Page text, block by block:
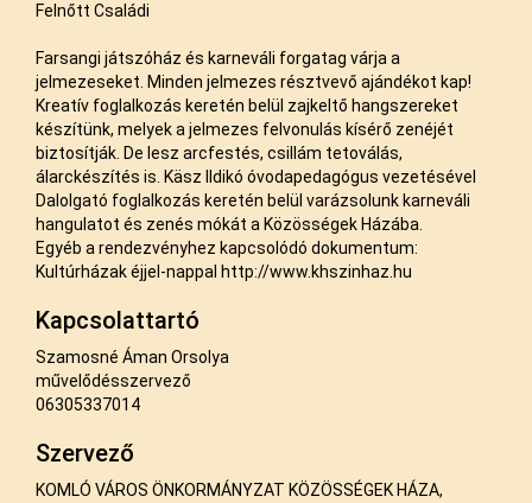
Felnőtt Családi
Farsangi játszóház és karneváli forgatag várja a
jelmezeseket. Minden jelmezes résztvevő ajándékot kap!
Kreatív foglalkozás keretén belül zajkeltő hangszereket
készítünk, melyek a jelmezes felvonulás kísérő zenéjét
biztosítják. De lesz arcfestés, csillám tetoválás,
álarckészítés is. Käsz Ildikó óvodapedagógus vezetésével
Dalolgató foglalkozás keretén belül varázsolunk karneváli
hangulatot és zenés mókát a Közösségek Házába.
Egyéb a rendezvényhez kapcsolódó dokumentum:
Kultúrházak éjjel-nappal http://www.khszinhaz.hu
Kapcsolattartó
Szamosné Áman Orsolya
művelődésszervező
06305337014
Szervező
KOMLÓ VÁROS ÖNKORMÁNYZAT KÖZÖSSÉGEK HÁZA,